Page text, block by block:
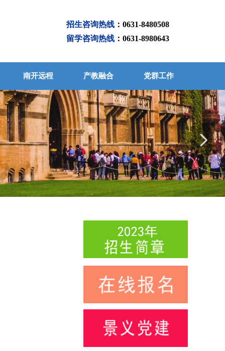
型人才 넲
招生咨询热线 ：0631-8480508
留学咨询热线 ：0631-8980643
南开远程 产教融合 党群工作